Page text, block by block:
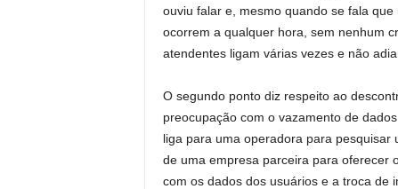
ouviu falar e, mesmo quando se fala
ocorrem a qualquer hora, sem nenhum
atendentes ligam várias vezes e não
O segundo ponto diz respeito ao
preocupação com o vazamento de
liga para uma operadora para
de uma empresa parceira para oferecer
com os dados dos usuários e a troca de